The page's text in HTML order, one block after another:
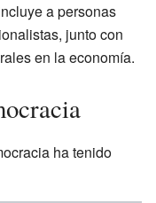
a personas
junto con
en la economía.
ha tenido